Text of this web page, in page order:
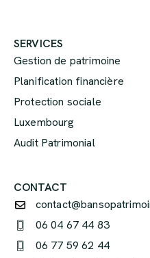
SERVICES
Gestion de patrimoine
Planification financière
Protection sociale
Luxembourg
Audit Patrimonial
CONTACT
06 04 67 44 83
06 77 59 62 44